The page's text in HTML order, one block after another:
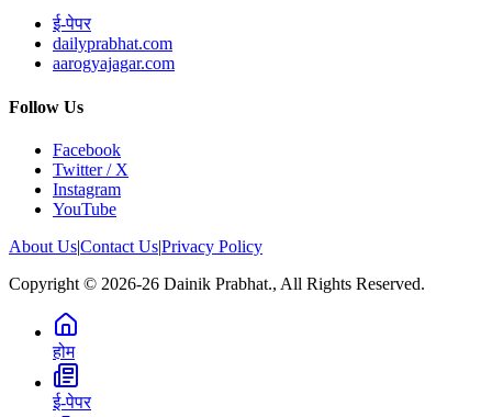
ई-पेपर
dailyprabhat.com
aarogyajagar.com
Follow Us
Facebook
Twitter / X
Instagram
YouTube
About Us|Contact Us|Privacy Policy
Copyright © 2026-26 Dainik Prabhat., All Rights Reserved.
होम
ई-पेपर